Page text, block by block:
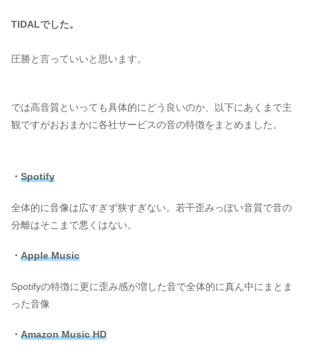
TIDALでした。
圧勝と言っていいと思います。
では高音質といっても具体的にどう良いのか、以下にあくまで主
観ですがおおまかに各社サービスの音の特徴をまとめました。
・ Spotify
全体的に音像は広すぎず狭すぎない。若干歪みっぽい音質で音の
分離はそこまで悪くはない。
・ Apple Music
Spotifyの特徴に更に歪み感が増した音で全体的に真ん中にまとま
った音像
・ Amazon Music HD